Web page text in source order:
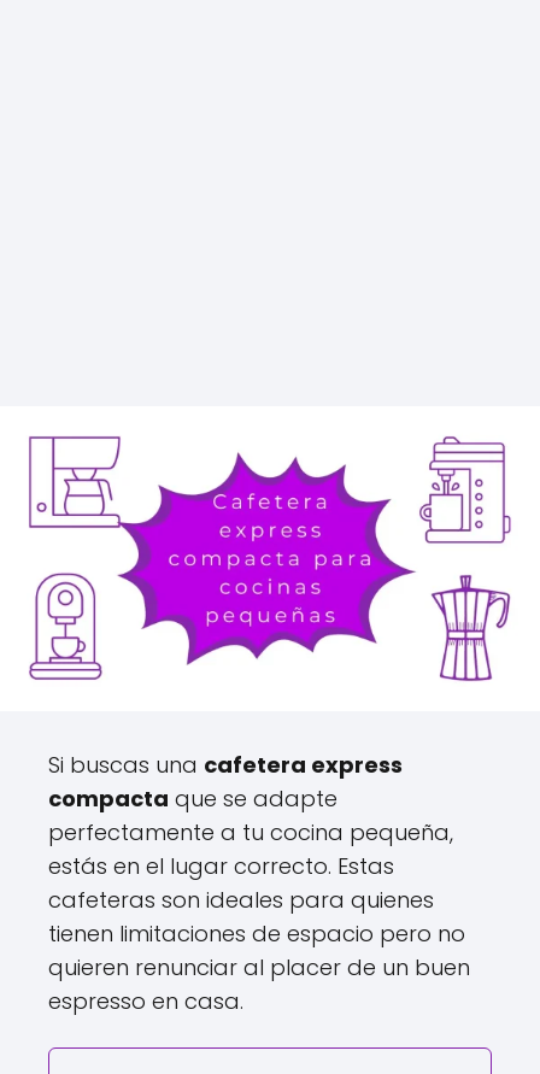
Si buscas una cafetera express
compacta que se adapte
perfectamente a tu cocina pequeña,
estás en el lugar correcto. Estas
cafeteras son ideales para quienes
tienen limitaciones de espacio pero no
quieren renunciar al placer de un buen
espresso en casa.